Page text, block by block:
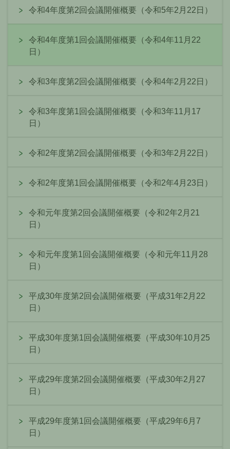
令和4年度第2回会議開催概要（令和5年2月22日）
令和4年度第1回会議開催概要（令和4年11月22
日）
令和3年度第2回会議開催概要（令和4年2月22日）
令和3年度第1回会議開催概要（令和3年11月17
日）
令和2年度第2回会議開催概要（令和3年2月22日）
令和2年度第1回会議開催概要（令和2年4月23日）
令和元年度第2回会議開催概要（令和2年2月21
日）
令和元年度第1回会議開催概要（令和元年11月28
日）
平成30年度第2回会議開催概要（平成31年2月22
日）
平成30年度第1回会議開催概要（平成30年10月25
日）
平成29年度第2回会議開催概要（平成30年2月27
日）
平成29年度第1回会議開催概要（平成29年6月7
日）